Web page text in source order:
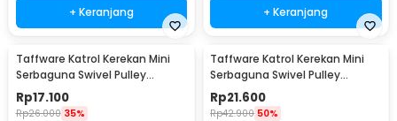
+ Keranjang + Keranjang
Taffware Katrol Kerekan Mini
Serbaguna Swivel Pulley
Stainless Steel M25
Rp17.100
Rp26.000 35%
Taffware Katrol Kerekan Mini
Serbaguna Swivel Pulley
Stainless Steel M32
Rp21.600
Rp42.900 50%